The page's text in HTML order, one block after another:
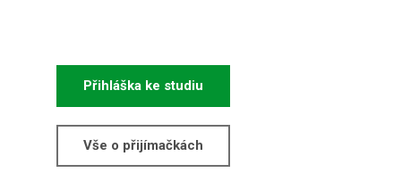
Přihláška ke studiu
Vše o přijímačkách